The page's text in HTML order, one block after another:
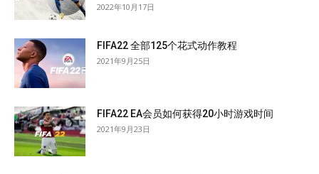
2022年10月17日
FIFA22 全部125个花式动作教程
2021年9月25日
FIFA22 EA会员如何获得20小时游戏时间
2021年9月23日